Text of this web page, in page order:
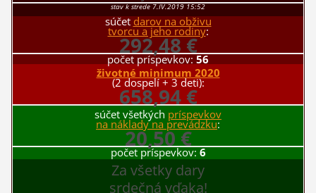
stav k strede 7.IV.2019 15:52
súčet darov na obživu
tvorcu a jeho rodiny:
292,48 €
počet príspevkov: 56
životné minimum 2020
(2 dospelí + 3 deti):
658,94 €
súčet všetkých príspevkov
na náklady na prevádzku:
20,50 €
počet príspevkov: 6
Za všetky dary
srdečná vďaka!